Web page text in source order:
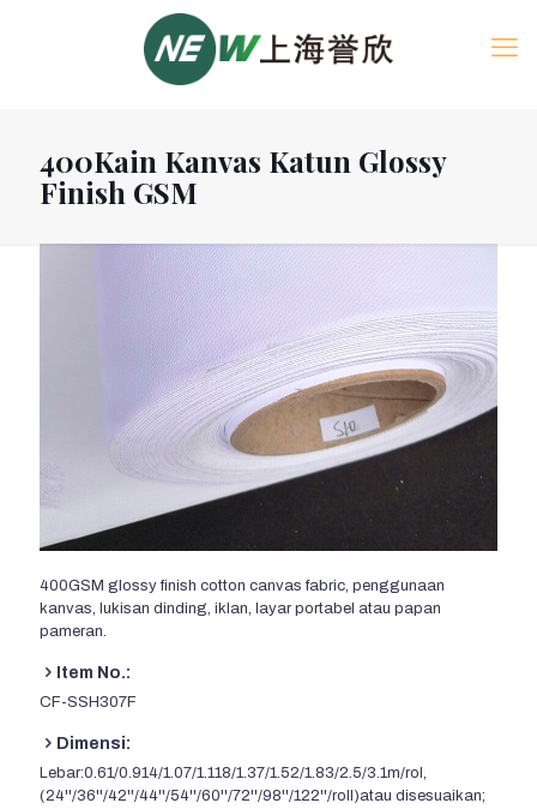
400Kain Kanvas Katun Glossy
Finish GSM
400GSM glossy finish cotton canvas fabric, penggunaan
kanvas, lukisan dinding, iklan, layar portabel atau papan
pameran.
Item No.:
CF-SSH307F
Dimensi:
Lebar:0.61/0.914/1.07/1.118/1.37/1.52/1.83/2.5/3.1m/rol,
(24''/36''/42''/44''/54''/60''/72''/98''/122''/roll)atau disesuaikan;